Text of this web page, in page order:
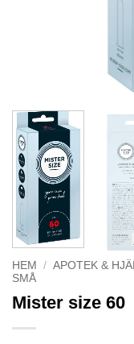
HEM / APOTEK &
SMÅ
Mister size 60